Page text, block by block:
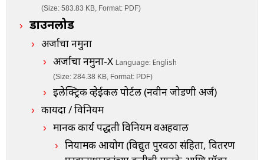
(Size: 583.83 KB, Format: PDF)
डाउनलोड
अर्जाचा नमुना
अर्जाचा नमुना-X Language: English
(Size: 284.38 KB, Format: PDF)
इलेक्ट्रिक व्हेईकल पोर्टल (नवीन जोडणी अर्ज)
कायदा / विनियम
मानक कार्य पद्धती विनियम वअहवाल
नियामक आयोग (विद्युत पुरवठा संहिता, वितरण